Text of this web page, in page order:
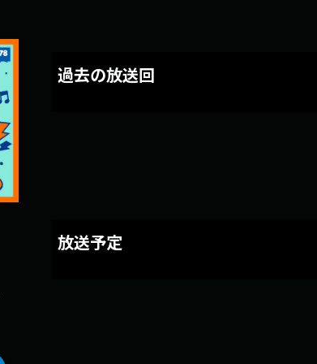
過去の放送回
放送予定